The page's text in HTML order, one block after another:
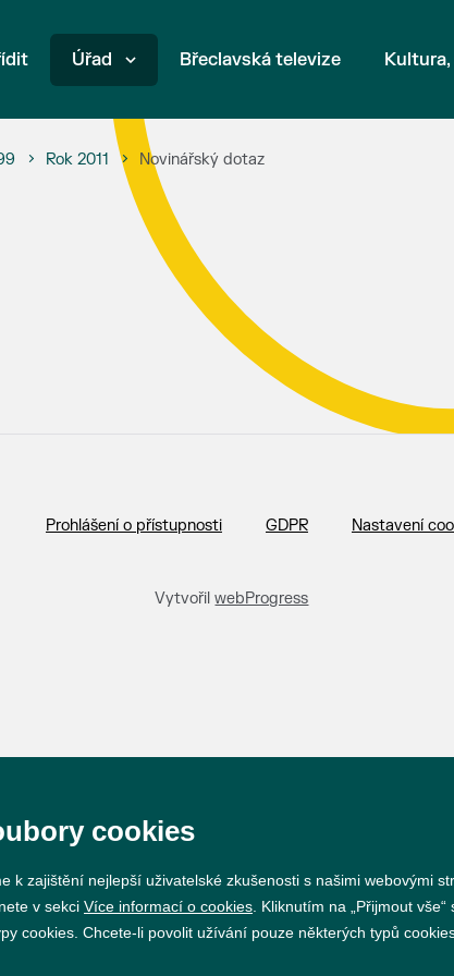
Úřad Břeclavská televize
Rok 2011 Novinářský dotaz
Prohlášení o přístupnosti GDPR Nastavení
VytvořilwebProgress
cookies
k zajištění nejlepší uživatelské zkušenosti s našimi webovými
v sekci Více informací o cookies . Kliknutím na „Přijmout
cookies. Chcete-li povolit užívání pouze některých typů